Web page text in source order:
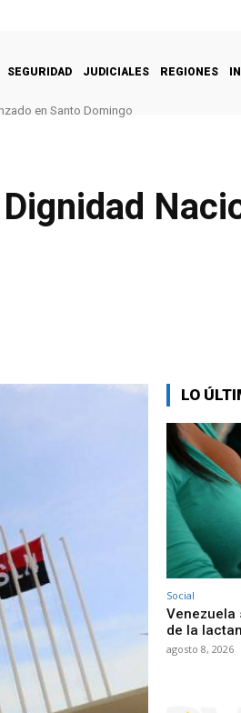
SEGURIDAD JUDICIALES REGIONES
en Santo Domingo
LO
Social
Venezuela
de la
agosto 8, 2026